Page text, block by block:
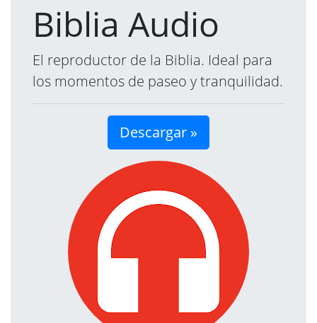
Biblia Audio
El reproductor de la Biblia. Ideal para
los momentos de paseo y tranquilidad.
Descargar »